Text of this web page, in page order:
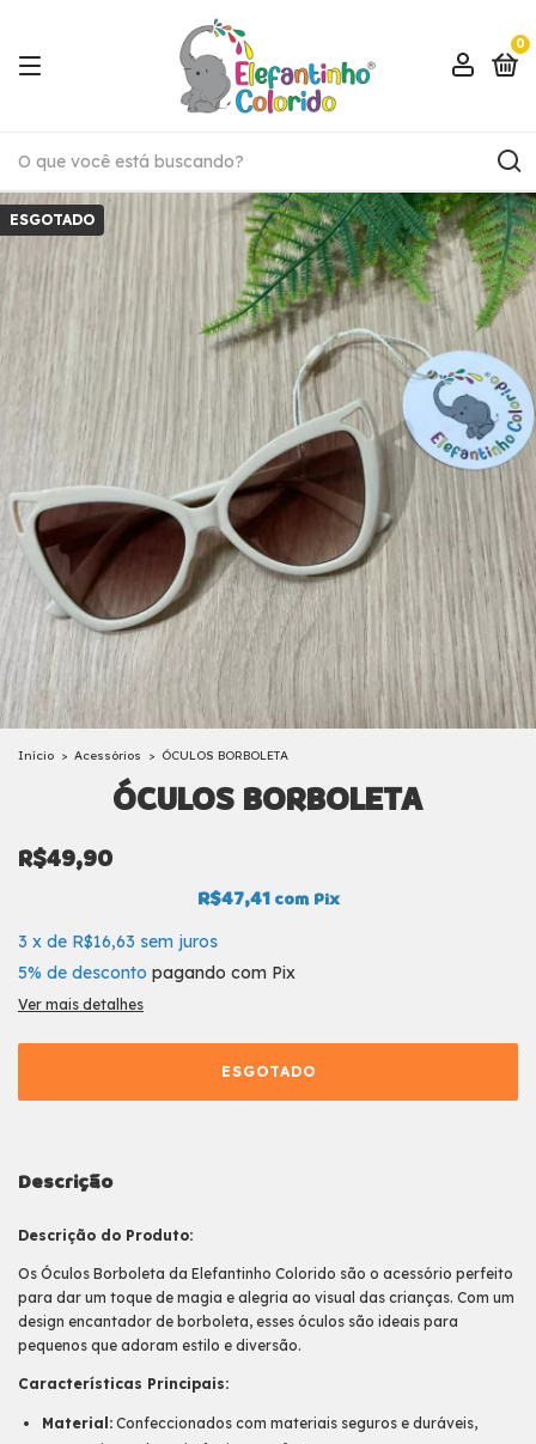
0
ESGOTADO
Início > Acessórios > ÓCULOS BORBOLETA
ÓCULOS BORBOLETA
R$49,90
R$47,41 com Pix
3 x de R$16,63 sem juros
5% de desconto pagando com Pix
Ver mais detalhes
Descrição
Descrição do Produto:
Os Óculos Borboleta da Elefantinho Colorido são o acessório perfeito
para dar um toque de magia e alegria ao visual das crianças. Com um
design encantador de borboleta, esses óculos são ideais para
pequenos que adoram estilo e diversão.
Características Principais:
Material: Confeccionados com materiais seguros e duráveis,